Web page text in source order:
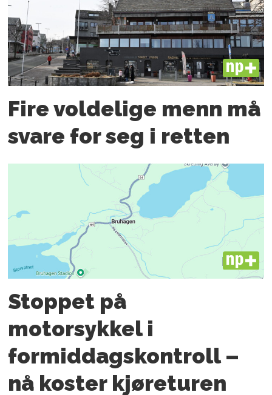
PLUS
Fire voldelige menn må
svare for seg i retten
PLUS
Stoppet på
motorsykkel i
formiddagskontroll –
nå koster kjøreturen